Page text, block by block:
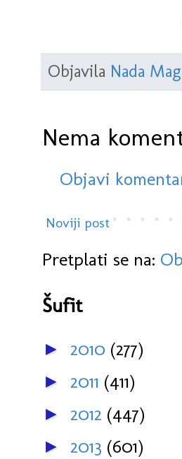
Objavila Nada
Nema
Objavi
Noviji post
Pretplati se na:
Šufit
► 2010 (277)
► 2011 (411)
► 2012 (447)
► 2013 (601)